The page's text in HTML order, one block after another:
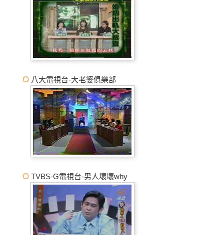
八大電視台-大老婆俱樂部
TVBS-G電視台-男人壞壞why